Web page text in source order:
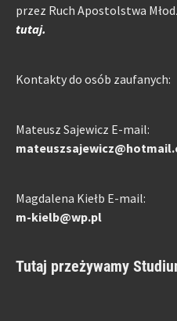
przez Ruch Apostolstwa
tutaj.
Kontakty do osób zaufanych:
Mateusz Sajewicz E-mail:
Magdalena Kiełb E-mail:
m-kielb@wp.pl
Tutaj przeżywamy